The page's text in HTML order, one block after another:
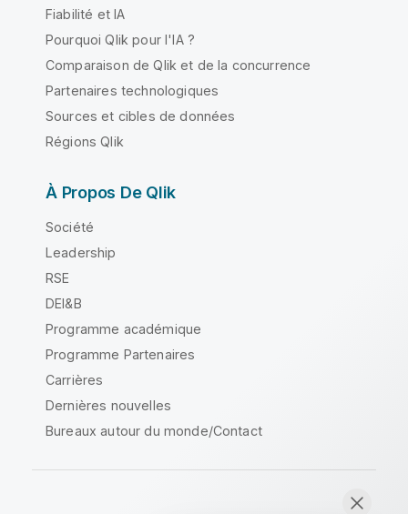
Fiabilité et IA
Pourquoi Qlik pour l'IA ?
Comparaison de Qlik et de la concurrence
Partenaires technologiques
Sources et cibles de données
Régions Qlik
À Propos De Qlik
Société
Leadership
RSE
DEI&B
Programme académique
Programme Partenaires
Carrières
Dernières nouvelles
Bureaux autour du monde/Contact